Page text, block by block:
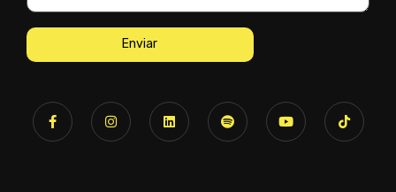
Enviar